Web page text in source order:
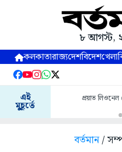
৮ আগস্ট,
কলকাতারাজ্যদেশবিদেশখেলা
এই
মুহূর্তে
প্রয়াত
বর্তমান/